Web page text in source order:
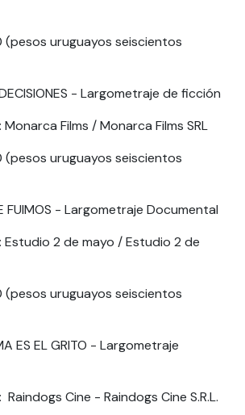
uruguayos seiscientos
- Largometraje de ficción
Films / Monarca Films SRL
uruguayos seiscientos
FUIMOS - Largometraje Documental
2 de mayo / Estudio 2 de
uruguayos seiscientos
ES EL GRITO - Largometraje
Cine - Raindogs Cine S.R.L.